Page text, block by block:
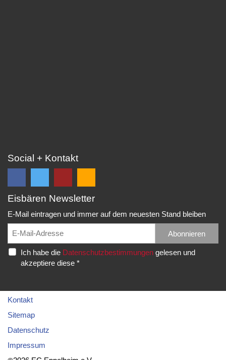
Social + Kontakt
Folge
auf
Facebook
und
erhalte
die
Folge
auf
Twitter
und
erhalte
die
EC
Eppelheim
Rudolf-
Diesel-
Str.
Eppelheim
83
Falls
unsere
Spielberichte,
etc.
Eisbären Newsletter
E-Mail eintragen und immer auf dem neuesten Stand bleiben
Abonnieren
Ich habe die Datenschutzbestimmungengelesen und
akzeptiere diese *
Kontakt
Sitemap
Datenschutz
Impressum